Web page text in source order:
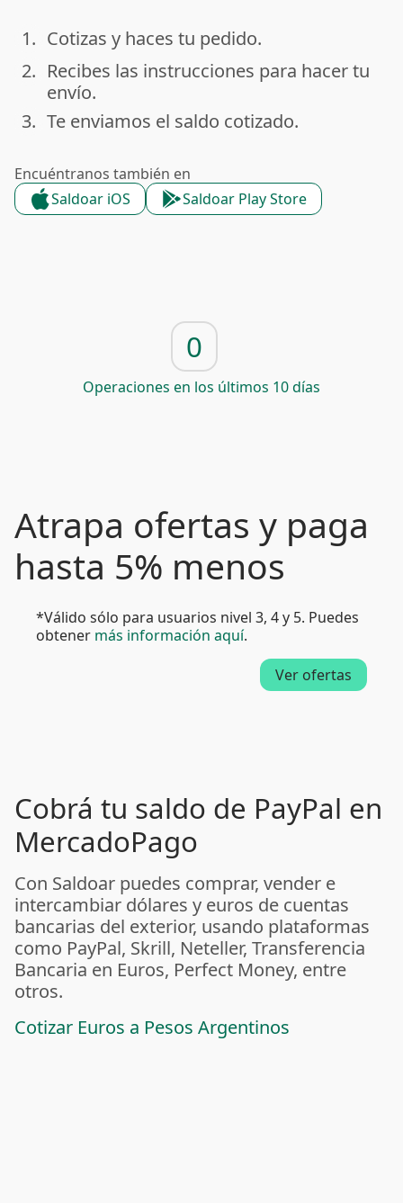
done
1. Cotizas y haces tu pedido.
done
2. Recibes las instrucciones para hacer tu
envío.
done
3. Te enviamos el saldo cotizado.
Encuéntranos también en
Saldoar iOS
Saldoar Play Store
0
Operaciones en los últimos 10 días
Atrapa ofertas y paga
hasta 5% menos
*Válido sólo para usuarios nivel 3, 4 y 5. Puedes
obtener más información aquí.
Ver ofertas
Cobrá tu saldo de PayPal en
MercadoPago
Con Saldoar puedes comprar, vender e
intercambiar dólares y euros de cuentas
bancarias del exterior, usando plataformas
como PayPal, Skrill, Neteller, Transferencia
Bancaria en Euros, Perfect Money, entre
otros.
Cotizar Euros a Pesos Argentinos